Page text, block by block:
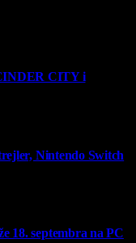
CITY i
Nintendo Switch
18. septembra na PC